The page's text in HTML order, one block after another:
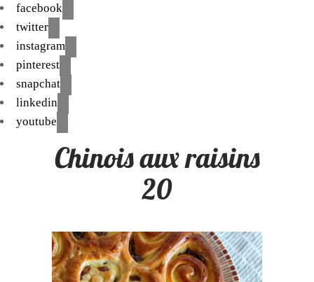
facebook
twitter
instagram
pinterest
snapchat
linkedin
youtube
Chinois aux raisins
20